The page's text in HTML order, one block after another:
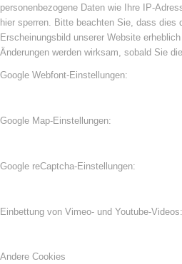
personenbezogene Daten wie Ihre IP-
hier sperren. Bitte beachten Sie, dass dies
Erscheinungsbild unserer Website
Änderungen werden wirksam, sobald Sie
Google Webfont-Einstellungen:
Google Map-Einstellungen:
Google reCaptcha-Einstellungen:
Einbettung von Vimeo- und Youtube-Videos:
Andere Cookies